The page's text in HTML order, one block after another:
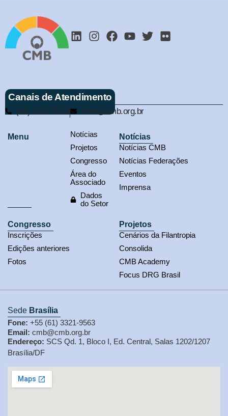
Canais de Atendimento
(61) 3321-9563 cmb@cmb.org.br
Menu
Notícias
Projetos
Congresso
Área do
Associado
Dados
do Setor
Notícias
Notícias CMB
Notícias Federações
Eventos
Imprensa
Congresso
Inscrições
Edições anteriores
Fotos
Projetos
Cenários da Filantropia
Consolida
CMB Academy
Focus DRG Brasil
Sede Brasília
Fone: +55 (61) 3321-9563
Email: cmb@cmb.org.br
Endereço: SCS Qd. 1, Bloco I, Ed. Central, Salas 1202/1207
Brasília/DF